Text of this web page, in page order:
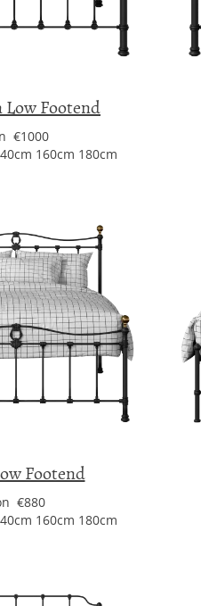
Footend
€1000
160cm 180cm
Footend
€880
160cm 180cm